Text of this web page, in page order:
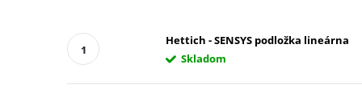
Hettich - SENSYS podložka lineárna
Skladom